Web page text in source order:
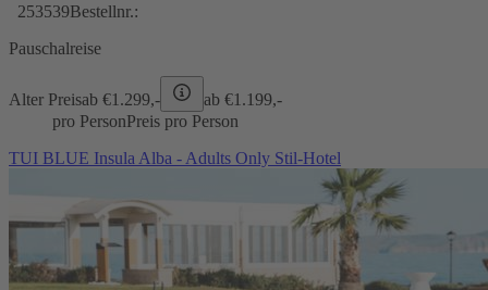
253539Bestellnr.:
Pauschalreise
Alter Preisab €1.299,- ab €1.199,-
pro PersonPreis pro Person
TUI BLUE Insula Alba - Adults Only Stil-Hotel